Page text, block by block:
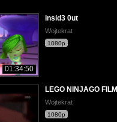
01:34:50
insid3 0ut
Wojtekrat
1080p
LEGO NINJAGO FILM
Wojtekrat
1080p